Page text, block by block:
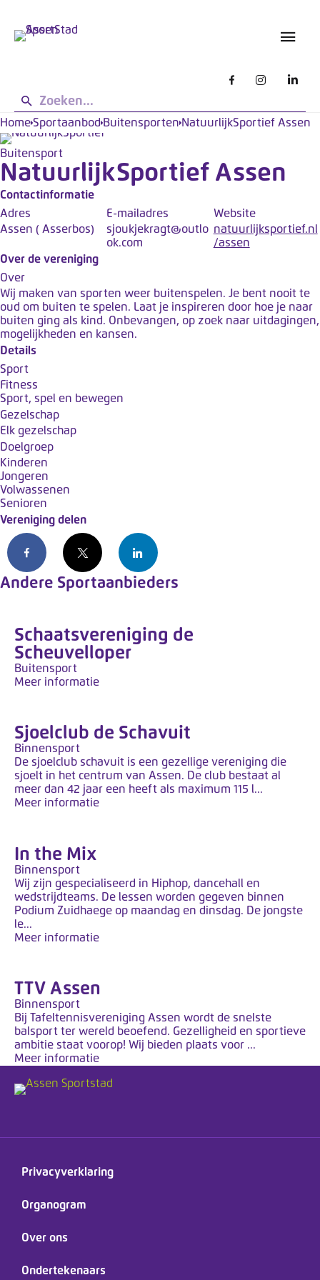
d
e
z
s
i
t
e
r
k
t
m
e
t
e
e
t
o
e
g
e
k
e
HomeSportaanbod Buitensporten NatuurlijkSportief Assen
Buitensport
NatuurlijkSportief Assen
Contactinformatie
Adres
Assen ( Asserbos)
E-mailadres
sjoukjekragt@outlo
ok.com
Website
natuurlijksportief.nl
/assen
Over de vereniging
Over
Wij maken van sporten weer buitenspelen. Je bent nooit te
oud om buiten te spelen. Laat je inspireren door hoe je naar
buiten ging als kind. Onbevangen, op zoek naar uitdagingen,
mogelijkheden en kansen.
Details
Sport
Fitness
Sport, spel en bewegen
Gezelschap
Elk gezelschap
Doelgroep
Kinderen
Jongeren
Volwassenen
Senioren
Vereniging delen
Facebook X LinkedIn
Andere Sportaanbieders
Schaatsvereniging de
Scheuvelloper
Buitensport
Meer informatie
Sjoelclub de Schavuit
Binnensport
De sjoelclub schavuit is een gezellige vereniging die
sjoelt in het centrum van Assen. De club bestaat al
meer dan 42 jaar een heeft als maximum 115 l...
Meer informatie
In the Mix
Binnensport
Wij zijn gespecialiseerd in Hiphop, dancehall en
wedstrijdteams. De lessen worden gegeven binnen
Podium Zuidhaege op maandag en dinsdag. De jongste
le...
Meer informatie
TTV Assen
Binnensport
Bij Tafeltennisvereniging Assen wordt de snelste
balsport ter wereld beoefend. Gezelligheid en sportieve
ambitie staat voorop! Wij bieden plaats voor ...
Meer informatie
Privacyverklaring
Organogram
Over ons
Ondertekenaars